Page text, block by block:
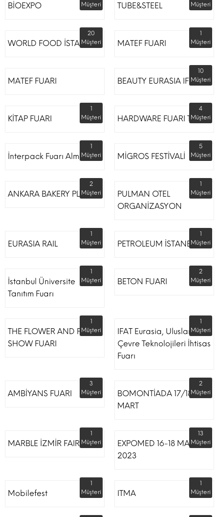
BİOEXPO
Müşteri
TUBE&STEEL
Müşteri
WORLD FOOD İSTANBUL
20
Müşteri
MATEF FUARI
1
Müşteri
MATEF FUARI BEAUTY EURASIA IFM
10
Müşteri
KİTAP FUARI
1
Müşteri
HARDWARE FUARI TÜYAP
4
Müşteri
İnterpack Fuarı Almanya
1
Müşteri
MİGROS FESTİVALİ
5
Müşteri
ANKARA BAKERY PLUS
2
Müşteri
PULMAN OTEL
ORGANİZASYON
1
Müşteri
EURASIA RAIL
1
Müşteri
PETROLEUM İSTANBUL
1
Müşteri
İstanbul Üniversite
Tanıtım Fuarı
1
Müşteri
BETON FUARI
2
Müşteri
THE FLOWER AND PLANT
SHOW FUARI
1
Müşteri
IFAT Eurasia, Uluslararası
Çevre Teknolojileri İhtisas
Fuarı
1
Müşteri
AMBİYANS FUARI
3
Müşteri
BOMONTİADA 17/18
MART
2
Müşteri
MARBLE İZMİR FAIR
1
Müşteri
EXPOMED 16-18 MART
2023
13
Müşteri
Mobilefest
1
Müşteri
ITMA
1
Müşteri